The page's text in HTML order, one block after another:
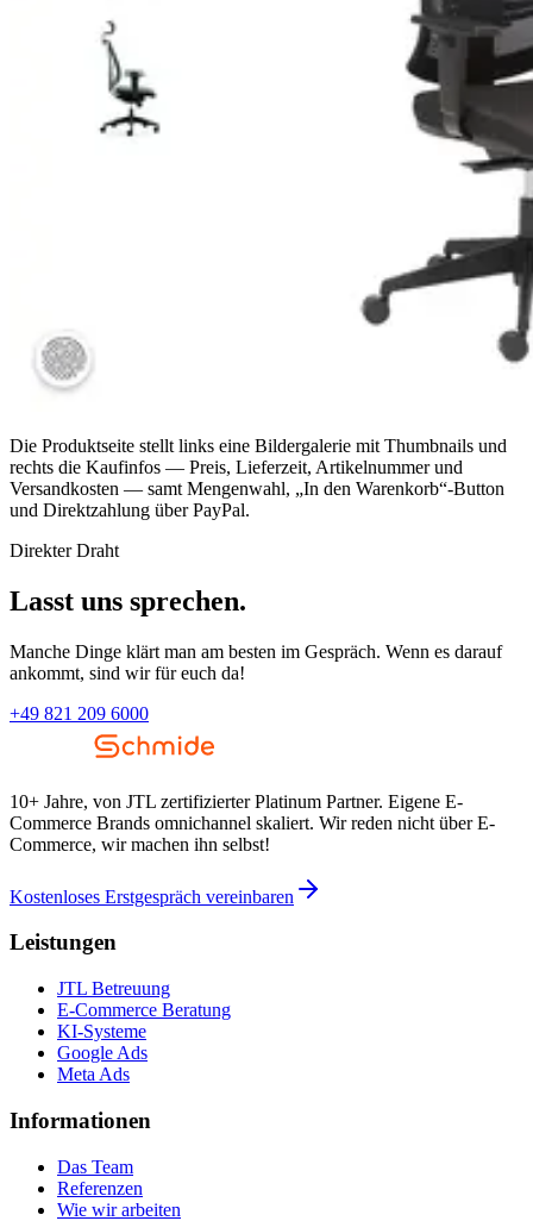
Die Produktseite stellt links eine Bildergalerie mit Thumbnails und
rechts die Kaufinfos — Preis, Lieferzeit, Artikelnummer und
Versandkosten — samt Mengenwahl, „In den Warenkorb“-Button
und Direktzahlung über PayPal.
Direkter Draht
Lasst uns sprechen.
Manche Dinge klärt man am besten im Gespräch. Wenn es darauf
ankommt, sind wir für euch da!
+49 821 209 6000
10+ Jahre, von JTL zertifizierter Platinum Partner. Eigene E-
Commerce Brands omnichannel skaliert. Wir reden nicht über E-
Commerce, wir machen ihn selbst!
Kostenloses Erstgespräch vereinbaren
Leistungen
JTL Betreuung
E-Commerce Beratung
KI-Systeme
Google Ads
Meta Ads
Informationen
Das Team
Referenzen
Wie wir arbeiten